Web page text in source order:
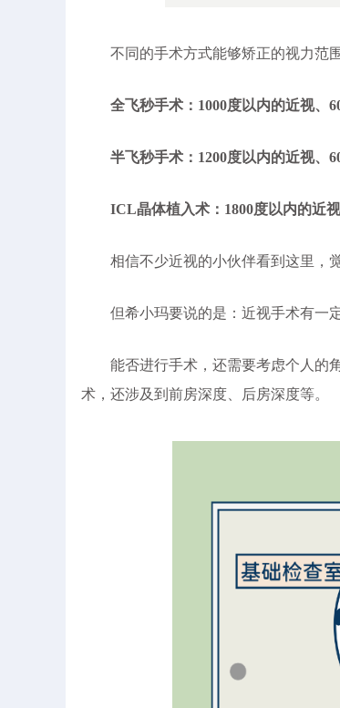
不同的手术方式能够矫正的视力范围
全飞秒手术：1000度以内的近视、
半飞秒手术：1200度以内的近视、
ICL晶体植入术：1800度以内的近视
相信不少近视的小伙伴看到这里，觉
但希小玛要说的是：近视手术有一定
能否进行手术，还需要考虑个人的角
术，还涉及到前房深度、后房深度等。